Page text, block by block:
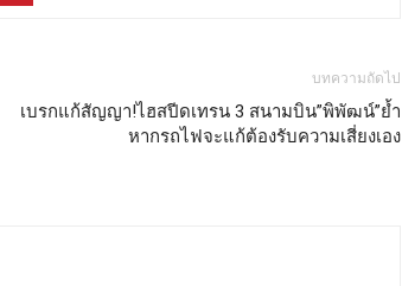
บทความถัดไป
เบรกแก้สัญญา!ไฮสปีดเทรน 3 สนามบิน”พิพัฒน์”ย้ำ
หากรถไฟจะแก้ต้องรับความเสี่ยงเอง